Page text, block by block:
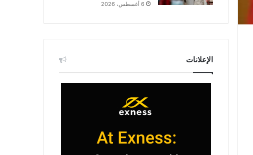
6 أغسطس، 2026
الإعلانات